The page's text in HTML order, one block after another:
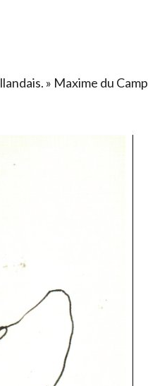
» Maxime du Camp